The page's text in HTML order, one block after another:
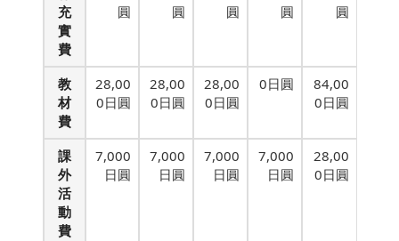
充
實
費
圓
圓
圓
圓
圓
教
材
費
28,00
0日圓
28,00
0日圓
28,00
0日圓
0日圓
84,00
0日圓
課
外
活
動
費
7,000
日圓
7,000
日圓
7,000
日圓
7,000
日圓
28,00
0日圓